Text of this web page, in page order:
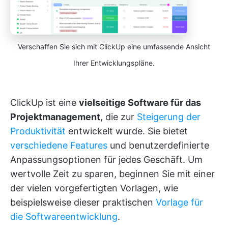
Verschaffen Sie sich mit ClickUp eine umfassende Ansicht
Ihrer Entwicklungspläne.
ClickUp ist eine vielseitige Software für das
Projektmanagement, die zur Steigerung der
Produktivität entwickelt wurde. Sie bietet
verschiedene Features und benutzerdefinierte
Anpassungsoptionen für jedes Geschäft. Um
wertvolle Zeit zu sparen, beginnen Sie mit einer
der vielen vorgefertigten Vorlagen, wie
beispielsweise dieser praktischen Vorlage für
die Softwareentwicklung.